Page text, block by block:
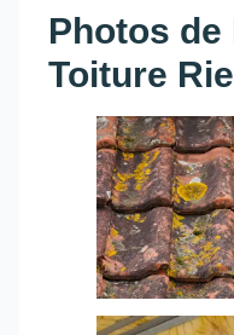
Photos de
Toiture